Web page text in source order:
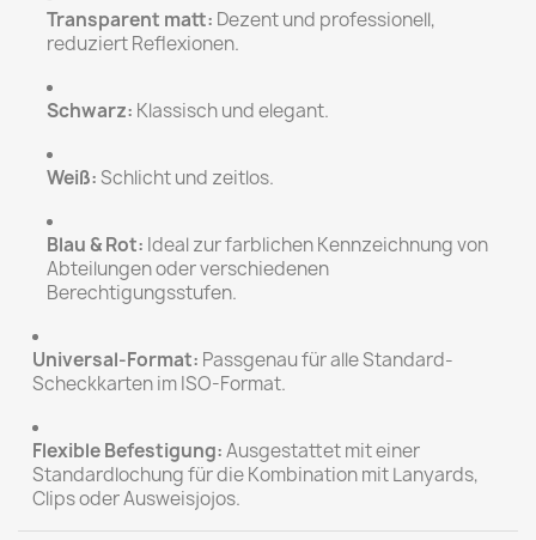
Transparent matt: Dezent und professionell,
reduziert Reflexionen.
Schwarz: Klassisch und elegant.
Weiß:Schlicht und zeitlos.
Blau & Rot: Ideal zur farblichen Kennzeichnung von
Abteilungen oder verschiedenen
Berechtigungsstufen.
Universal-Format: Passgenau für alle Standard-
Scheckkarten im ISO-Format.
Flexible Befestigung:Ausgestattet mit einer
Standardlochung für die Kombination mit Lanyards,
Clips oder Ausweisjojos.